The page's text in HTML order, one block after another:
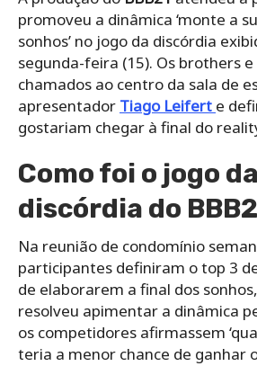
promoveu a dinâmica ‘monte a
sonhos’ no jogo da discórdia
segunda-feira (15). Os brothers
chamados ao centro da sala de
apresentador Tiago Leifert e
gostariam chegar à final do
Como foi o jogo da
discórdia do
Na reunião de condomínio
participantes definiram o top 3
de elaborarem a final dos
resolveu apimentar a dinâmica
os competidores afirmassem
teria a menor chance de ganhar o